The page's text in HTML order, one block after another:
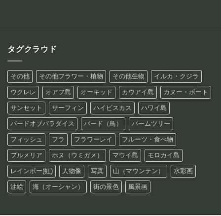
タグクラウド
その他 その他フラワー・植物 その他生物 イルカ・クジラ
ウクレレ オアフ島 オーキッド カウアイ島 カヌー・ボート
サンセット サーフィン ハイビスカス ハワイ島
バードオブパラダイス バード（鳥） パームツリー
フィッシュ フラ フラワーレイ フルーツ・食べ物
プルメリア ホヌ（ウミガメ） マウイ島 モロカイ島
レインボー(虹) 人物像 写真 山（マウンテン） 水彩画
油絵 海（オーシャン） 街の景色 風景画